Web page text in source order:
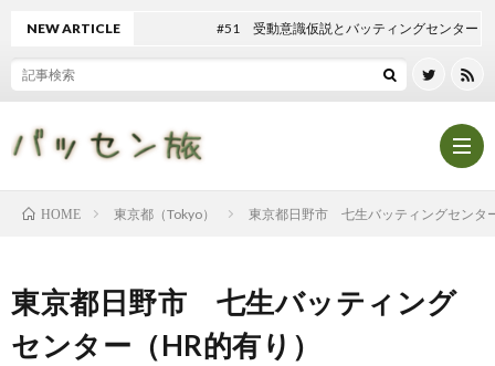
NEW ARTICLE #51 受動意識仮説とバッティングセンター
HOME 東京都（Tokyo） 東京都日野市 七生バッティングセンタ
東京都日野市 七生バッティング
センター（HR的有り）